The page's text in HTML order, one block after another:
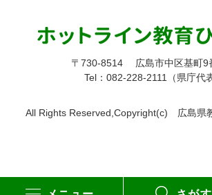
〒730-8514
広島市中区基町9
Tel：082-228-2111（県庁代
All Rights Reserved,Copyright(c) 広島県